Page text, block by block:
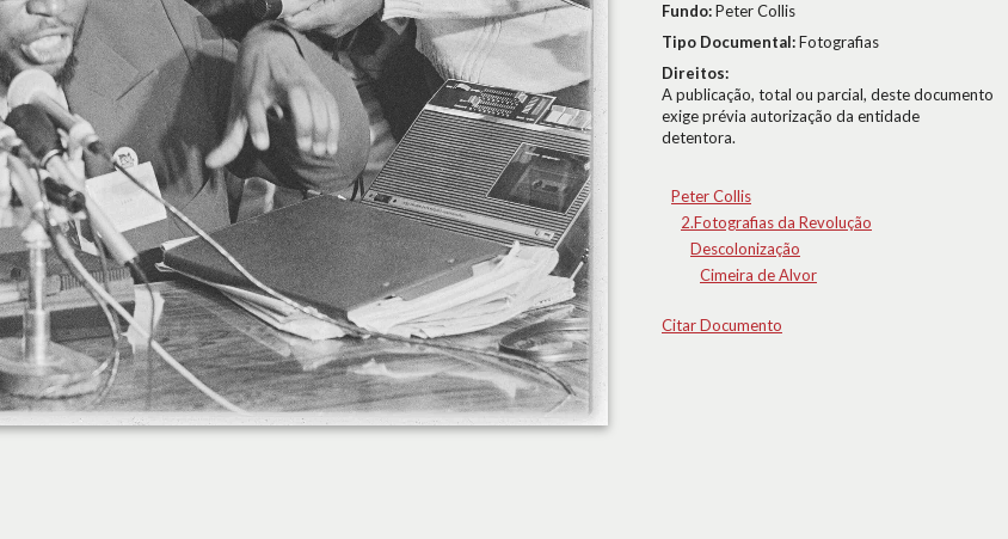
Fundo:Peter Collis
Tipo Documental:Fotografias
Direitos:
A publicação, total ou parcial, deste documento
exige prévia autorização da entidade
detentora.
Peter Collis
2.Fotografias da Revolução
Descolonização
Cimeira de Alvor
Citar Documento